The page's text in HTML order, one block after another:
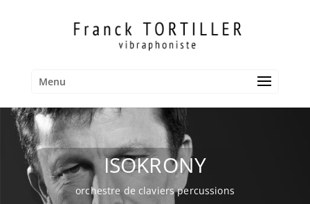
Menu
ISOKRONY
orchestre de claviers percussions